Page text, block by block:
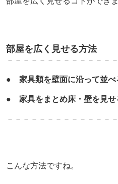
部屋を広く見せる方法
－－－－－－－－－－－－－
● 家具類を壁面に沿って並べ
● 家具をまとめ床・壁を見せ
－－－－－－－－－－－－－
こんな方法ですね。